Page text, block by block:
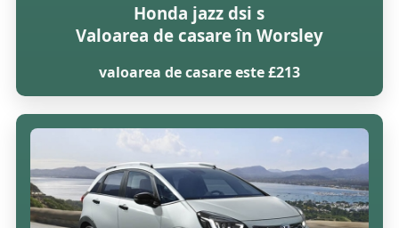
Honda jazz dsi s
Valoarea de casare în Worsley
valoarea de casare este £213